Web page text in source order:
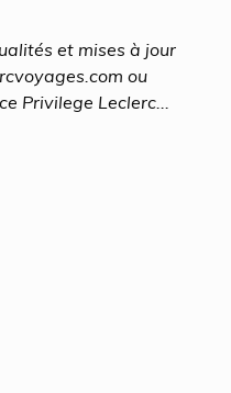
et mises à jour
ou
Privilege Leclerc...